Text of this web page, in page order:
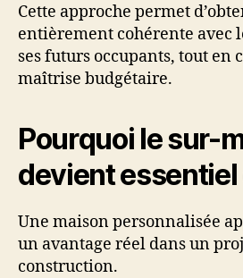
Cette approche permet
entièrement cohérente avec
ses futurs occupants, tout en
maîtrise budgétaire.
Pourquoi le sur-
devient
Une maison personnalisée
un avantage réel dans un
construction.